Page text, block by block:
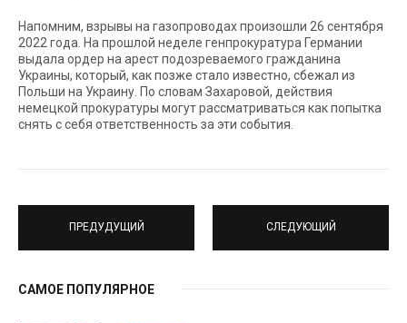
Напомним, взрывы на газопроводах произошли 26 сентября
2022 года. На прошлой неделе генпрокуратура Германии
выдала ордер на арест подозреваемого гражданина
Украины, который, как позже стало известно, сбежал из
Польши на Украину. По словам Захаровой, действия
немецкой прокуратуры могут рассматриваться как попытка
снять с себя ответственность за эти события.
ПРЕДУДУЩИЙ СЛЕДУЮЩИЙ
САМОЕ ПОПУЛЯРНОЕ